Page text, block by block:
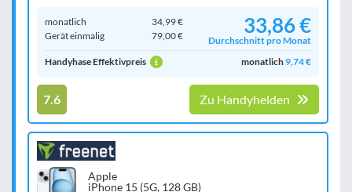
monatlich
34,99 €
Gerät einmalig
79,00 € 33,86 €
Durchschnitt pro Monat
Handyhase Effektivpreis
monatlich9,74 €
7.6 Zu Handyhelden
Apple
iPhone 15 (5G, 128 GB)